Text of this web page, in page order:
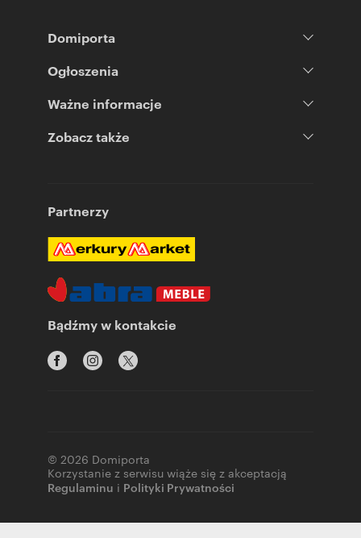
Domiporta
Ogłoszenia
Ważne informacje
Zobacz także
Partnerzy
Bądźmy w kontakcie
© 2026 Domiporta
Korzystanie z serwisu wiąże się z akceptacją
Regulaminu i Polityki Prywatności